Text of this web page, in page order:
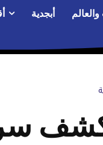
أبجدية
سر